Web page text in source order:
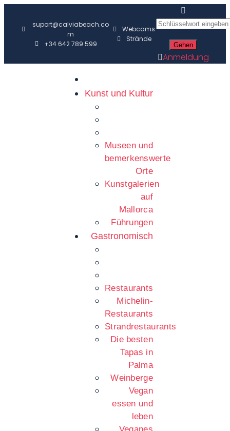
suport@calviabeach.co
m
+34 642 789 599
Webcams
Strände
Anmeldung
Kunst und Kultur
Museen und
bemerkenswerte
Orte
Kunstgalerien
auf
Mallorca
Führungen
Gastronomisch
Restaurants
Michelin-
Restaurants
Strandrestaurants
Die besten
Tapas in
Palma
Weinberge
Vegan
essen und
leben